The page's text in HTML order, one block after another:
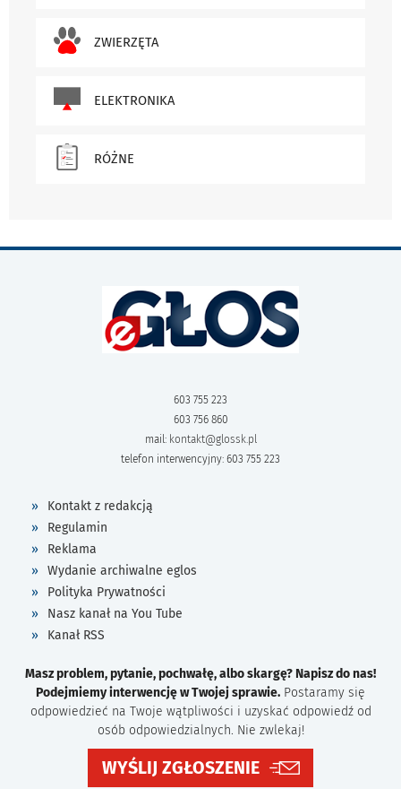
ZWIERZĘTA
ELEKTRONIKA
RÓŻNE
603 755 223
603 756 860
mail: kontakt@glossk.pl
telefon interwencyjny: 603 755 223
Kontakt z redakcją
Regulamin
Reklama
Wydanie archiwalne eglos
Polityka Prywatności
Nasz kanał na You Tube
Kanał RSS
Masz problem, pytanie, pochwałę, albo skargę? Napisz do nas!
Podejmiemy interwencję w Twojej sprawie. Postaramy się
odpowiedzieć na Twoje wątpliwości i uzyskać odpowiedź od
osób odpowiedzialnych. Nie zwlekaj!
WYŚLIJ ZGŁOSZENIE